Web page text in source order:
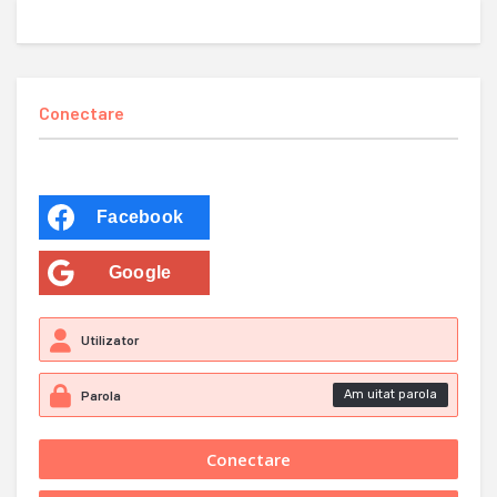
Conectare
Facebook
Google
Am uitat parola